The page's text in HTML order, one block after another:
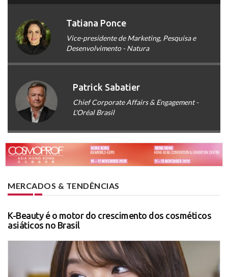
Tatiana Ponce
Vice-presidente de Marketing, Pesquisa e
Desenvolvimento - Natura
Patrick Sabatier
Chief Corporate Affairs & Engagement -
L'Oréal Brasil
MERCADOS & TENDÊNCIAS
K-Beauty é o motor do crescimento dos cosméticos
asiáticos no Brasil